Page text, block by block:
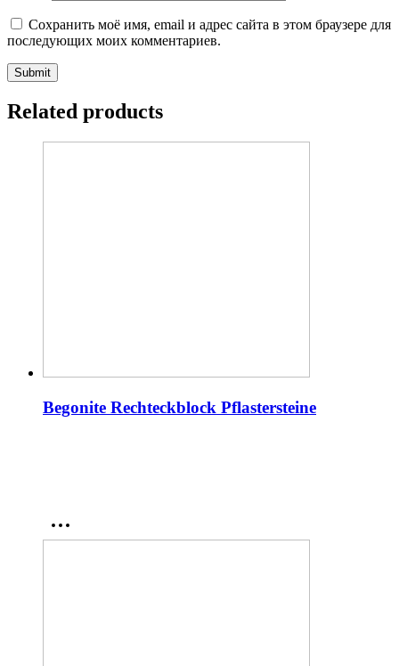
Сохранить моё имя, email и адрес сайта в этом браузере для
последующих моих комментариев.
Related products
Begonite Rechteckblock Pflastersteine